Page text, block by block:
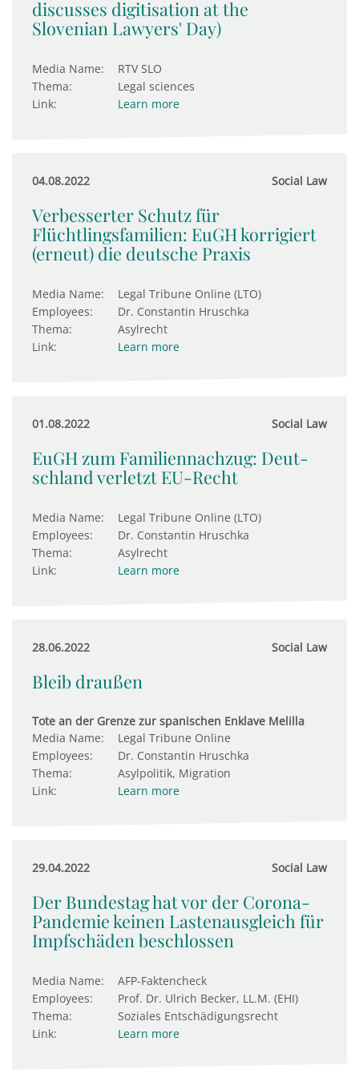
discusses digitisation at the
Slovenian Lawyers' Day)
Media Name:
RTV SLO
Thema:
Legal sciences
Link:
Learn more
04.08.2022 Social Law
Verbesserter Schutz für
Flüchtlingsfamilien: EuGH kor­ri­giert
(erneut) die deut­sche Praxis
Media Name:
Legal Tribune Online (LTO)
Employees:
Dr. Constantin Hruschka
Thema:
Asylrecht
Link:
Learn more
01.08.2022 Social Law
EuGH zum Familiennachzug: Deut­
sch­land ver­letzt EU-Recht
Media Name:
Legal Tribune Online (LTO)
Employees:
Dr. Constantin Hruschka
Thema:
Asylrecht
Link:
Learn more
28.06.2022 Social Law
Bleib draußen
Tote an der Grenze zur spanischen Enklave Melilla
Media Name:
Legal Tribune Online
Employees:
Dr. Constantin Hruschka
Thema:
Asylpolitik, Migration
Link:
Learn more
29.04.2022 Social Law
Der Bundestag hat vor der Corona-
Pandemie keinen Lastenausgleich für
Impfschäden beschlossen
Media Name:
AFP-Faktencheck
Employees:
Prof. Dr. Ulrich Becker, LL.M. (EHI)
Thema:
Soziales Entschädigungsrecht
Link:
Learn more